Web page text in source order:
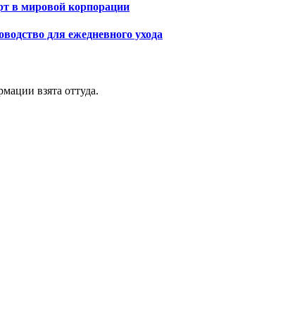
в мировой корпорации
для ежедневного ухода
взята оттуда.